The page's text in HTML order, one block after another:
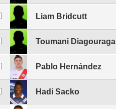
Liam Bridcutt
Toumani Diagouraga
Pablo Hernández
Hadi Sacko